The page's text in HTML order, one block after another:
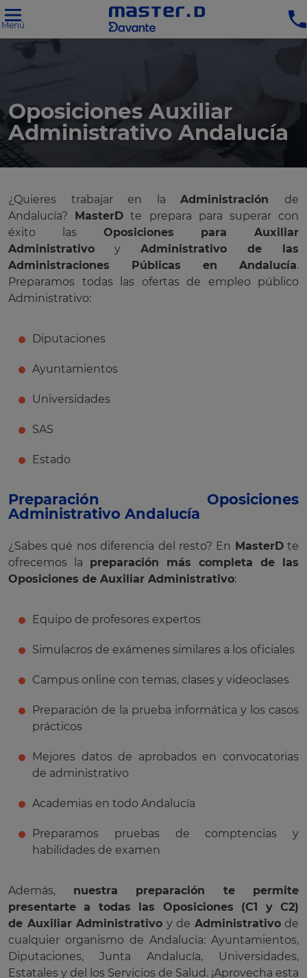
Menú
Oposiciones Auxiliar
Administrativo Andalucía
¿Quieres trabajar en laAdministraciónde
Andalucía? MasterD te prepara para superar con
éxito las Oposiciones para Auxiliar
Administrativo y Administrativo de las
Administraciones Públicas en Andalucía.
Preparamos todas las ofertas de empleo público
Administrativo:
Diputaciones
Ayuntamientos
Universidades
SAS
Estado
Preparación Oposiciones
Administrativo Andalucía
¿Sabes qué nos diferencia del resto? En MasterDte
ofrecemos la preparación más completa de las
Oposiciones de Auxiliar Administrativo:
Equipo de profesores expertos
Simulacros de exámenes similares a los oficiales
Campus online con temas, clases y videoclases
Preparación de la prueba informática y los casos
prácticos
Mejores datos de aprobados en convocatorias
de administrativo
Academias en todo Andalucía
Preparamos pruebas de comptencias y
habilidades de examen
Además, nuestra preparación te permite
presentarte a todas las Oposiciones (C1 y C2)
de Auxiliar Administrativo y de Administrativode
cualquier organismo de Andalucía: Ayuntamientos,
Diputaciones, Junta Andalucía, Universidades,
Estatales y del los Servicios de Salud. ¡Aprovecha esta